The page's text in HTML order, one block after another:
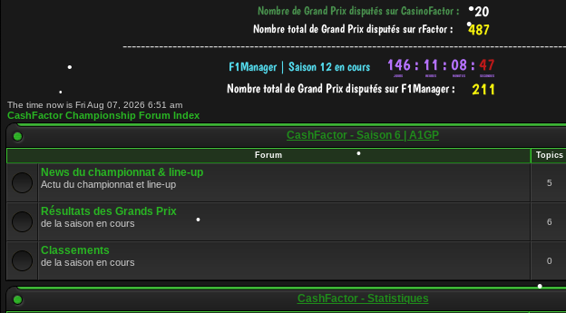
The time now is Fri Aug 07, 2026 6:51 am
CashFactor Championship Forum Index
CashFactor - Saison 6 | A1GP
Forum Topics
News du championnat & line-up
Actu du championnat et line-up 5
Résultats des Grands Prix
de la saison en cours 6
Classements
de la saison en cours 0
CashFactor - Statistiques
•
•
•